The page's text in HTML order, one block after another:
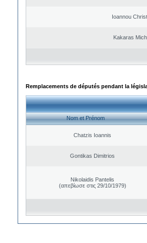
Ioannou
Kakaras
Remplacements de députés pendant la
Nom et Prénom
Chatzis Ioannis
Gontikas Dimitrios
Nikolaidis Pantelis
(απεβίωσε στις 29/10/1979)